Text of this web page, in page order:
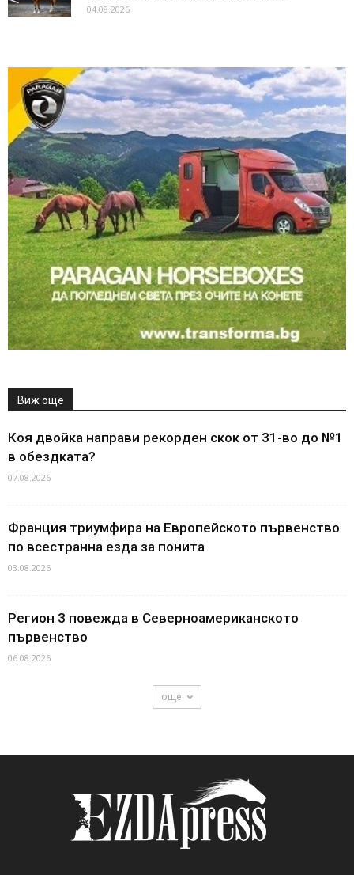
04.08.2026
Виж още
Коя двойка направи рекорден скок от 31-во до №1
в обездката?
07.08.2026
Франция триумфира на Европейското първенство
по всестранна езда за понита
03.08.2026
Регион 3 повежда в Северноамериканското
първенство
06.08.2026
още